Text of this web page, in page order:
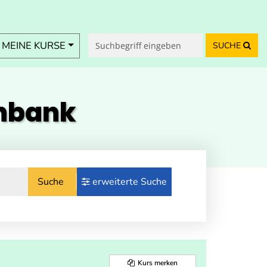
KURSE SUCHE
Suche erweiterte Suche
Kurs merken